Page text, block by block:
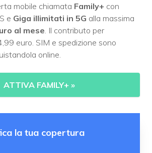
mobile chiamata Family+ con
e Giga illimitati in 5G alla massima
al mese. Il contributo per
euro. SIM e spedizione sono
online.
ATTIVA FAMILY+ »
la tua copertura